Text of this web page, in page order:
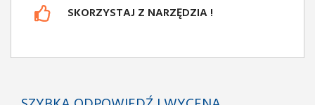
SKORZYSTAJ Z NARZĘDZIA !